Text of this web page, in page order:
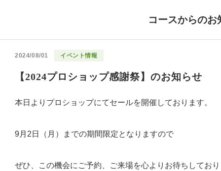
コースからのお
2024/08/01 イベント情報
【2024プロショップ感謝祭】のお知らせ
本日よりプロショップにてセールを開催しております。
9月2日（月）までの期間限定となりますので
ぜひ、この機会にご予約、ご来場を心よりお待ちしてお